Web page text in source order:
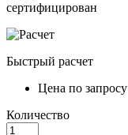
сертифицирован
Быстрый расчет
Цена по запросу
Количество